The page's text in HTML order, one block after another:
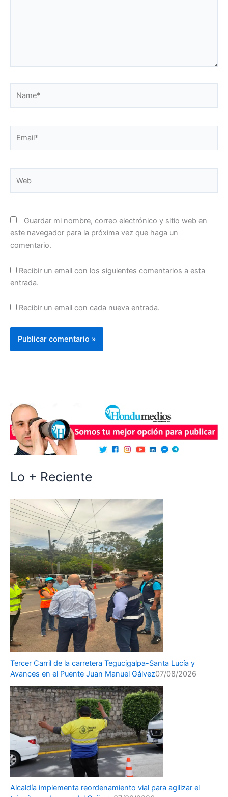
Guardar mi nombre, correo electrónico y sitio web en
este navegador para la próxima vez que haga un
comentario.
Recibir un email con los siguientes comentarios a esta
entrada.
Recibir un email con cada nueva entrada.
Lo + Reciente
Tercer Carril de la carretera Tegucigalpa-Santa Lucía y
Avances en el Puente Juan Manuel Gálvez07/08/2026
Alcaldía implementa reordenamiento vial para agilizar el